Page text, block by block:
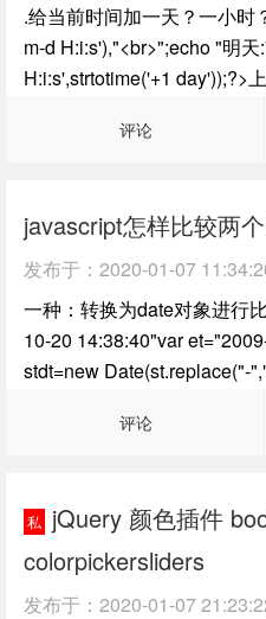
.给当前时间加一天？一小时
m-d H:i:s'),"<br>";echo "明天
H:i:s',strtotime('+1 day'));?>
评论
javascript怎样比较两
发布于： 2020-01-07
一种：转换为date对象进行
10-20 14:38:40"var
stdt=new Date(st.replace("-
评论
私
jQuery 颜色插件
colorpickersliders
发布于： 2020-01-07